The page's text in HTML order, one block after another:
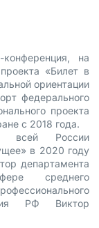
на
«Билет в
ориентации
федерального
проекта
с 2018 года.
всей России
в 2020 году
департамента
среднего
РФ Виктор